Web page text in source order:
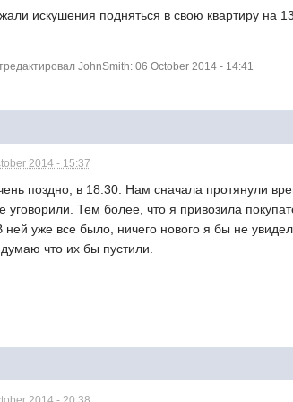
искушения подняться в свою квартиру на
JohnSmith: 06 October 2014 - 14:41
2014 - 15:37
поздно, в 18.30. Нам сначала протянули
уговорили. Тем более, что я привозила
ней уже все было, ничего нового я бы не
что их бы пустили.